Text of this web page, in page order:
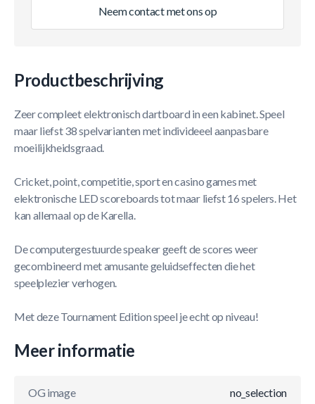
Neem contact met ons op
Productbeschrijving
Zeer compleet elektronisch dartboard in een kabinet. Speel
maar liefst 38 spelvarianten met individeeel aanpasbare
moeilijkheidsgraad.
Cricket, point, competitie, sport en casino games met
elektronische LED scoreboards tot maar liefst 16 spelers. Het
kan allemaal op de Karella.
De computergestuurde speaker geeft de scores weer
gecombineerd met amusante geluidseffecten die het
speelplezier verhogen.
Met deze Tournament Edition speel je echt op niveau!
Meer informatie
OG image no_selection